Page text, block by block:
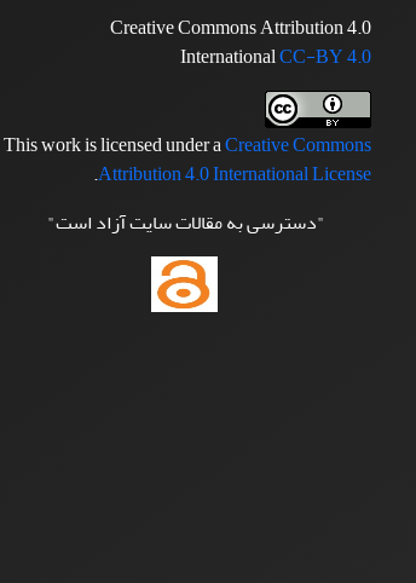
Creative Commons Attribution 4.0
InternationalCC-BY 4.0
This work is licensed under aCreative Commons
Attribution 4.0 International License
.
"دسترسی به مقالات سایت آزاد است"